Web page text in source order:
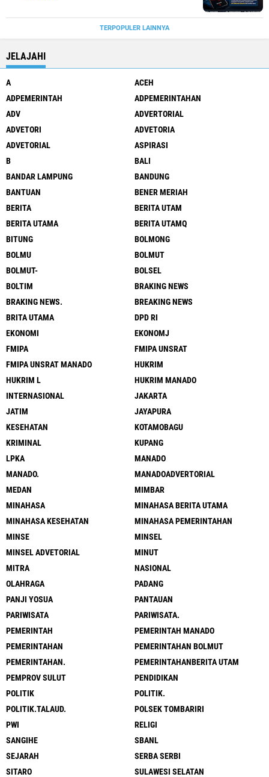
TERPOPULER LAINNYA
JELAJAHI
A
ACEH
ADPEMERINTAH
ADPEMERINTAHAN
ADV
ADVERTORIAL
ADVETORI
ADVETORIA
ADVETORIAL
ASPIRASI
B
BALI
BANDAR LAMPUNG
BANDUNG
BANTUAN
BENER MERIAH
BERITA
BERITA UTAM
BERITA UTAMA
BERITA UTAMQ
BITUNG
BOLMONG
BOLMU
BOLMUT
BOLMUT-
BOLSEL
BOLTIM
BRAKING NEWS
BRAKING NEWS.
BREAKING NEWS
BRITA UTAMA
DPD RI
EKONOMI
EKONOMJ
FMIPA
FMIPA UNSRAT
FMIPA UNSRAT MANADO
HUKRIM
HUKRIM L
HUKRIM MANADO
INTERNASIONAL
JAKARTA
JATIM
JAYAPURA
KESEHATAN
KOTAMOBAGU
KRIMINAL
KUPANG
LPKA
MANADO
MANADO.
MANADOADVERTORIAL
MEDAN
MIMBAR
MINAHASA
MINAHASA BERITA UTAMA
MINAHASA KESEHATAN
MINAHASA PEMERINTAHAN
MINSE
MINSEL
MINSEL ADVETORIAL
MINUT
MITRA
NASIONAL
OLAHRAGA
PADANG
PANJI YOSUA
PANTAUAN
PARIWISATA
PARIWISATA.
PEMERINTAH
PEMERINTAH MANADO
PEMERINTAHAN
PEMERINTAHAN BOLMUT
PEMERINTAHAN.
PEMERINTAHANBERITA UTAM
PEMPROV SULUT
PENDIDIKAN
POLITIK
POLITIK.
POLITIK.TALAUD.
POLSEK TOMBARIRI
PWI
RELIGI
SANGIHE
SBANL
SEJARAH
SERBA SERBI
SITARO
SULAWESI SELATAN